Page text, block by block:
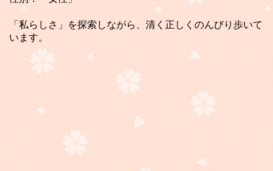
「私らしさ」を探索しながら、清く正しくのんびり歩いて
います。